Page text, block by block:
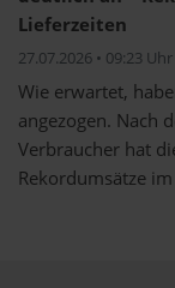
Lieferzeiten
27.07.2026 • 09:23
Wie erwartet,
angezogen. Nach
Verbraucher hat
Rekordumsätze